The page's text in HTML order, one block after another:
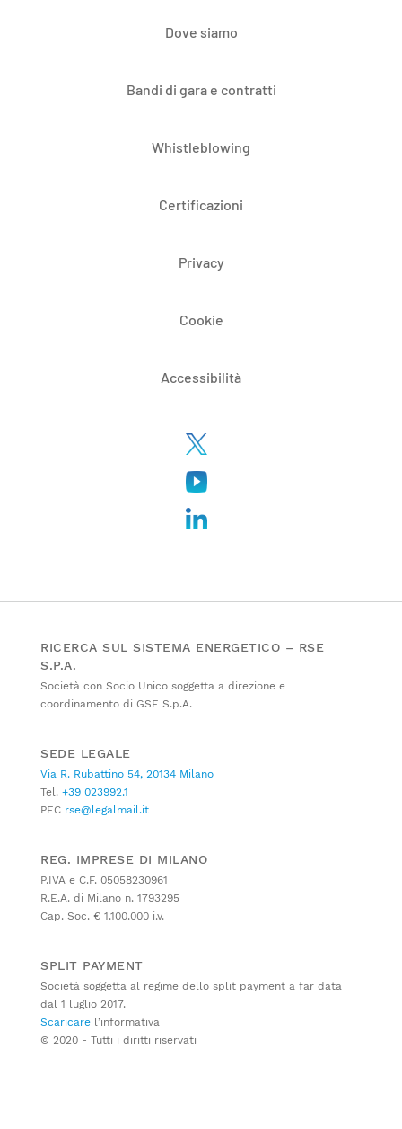
Dove siamo
Bandi di gara e contratti
Whistleblowing
Certificazioni
Privacy
Cookie
Accessibilità
RICERCA SUL SISTEMA ENERGETICO – RSE
S.P.A.
Società con Socio Unico soggetta a direzione e
coordinamento di GSE S.p.A.
SEDE LEGALE
Via R. Rubattino 54, 20134 Milano
Tel. +39 023992.1
PEC rse@legalmail.it
REG. IMPRESE DI MILANO
P.IVA e C.F. 05058230961
R.E.A. di Milano n. 1793295
Cap. Soc. € 1.100.000 i.v.
SPLIT PAYMENT
Società soggetta al regime dello split payment a far data
dal 1 luglio 2017.
Scaricare l’informativa
© 2020 - Tutti i diritti riservati